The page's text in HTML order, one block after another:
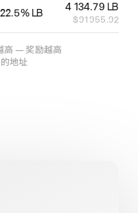
LB 4 134.79 LB
$91 955.92
高 — 奖励越高
地址